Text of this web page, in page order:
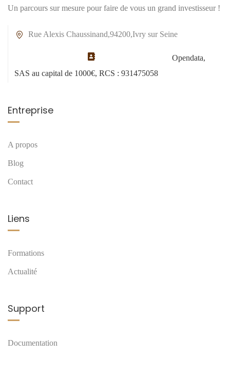
Un parcours sur mesure pour faire de vous un grand investisseur !
Rue Alexis Chaussinand,94200,Ivry sur Seine
Opendata,
SAS au capital de 1000€, RCS : 931475058
Entreprise
A propos
Blog
Contact
Liens
Formations
Actualité
Support
Documentation